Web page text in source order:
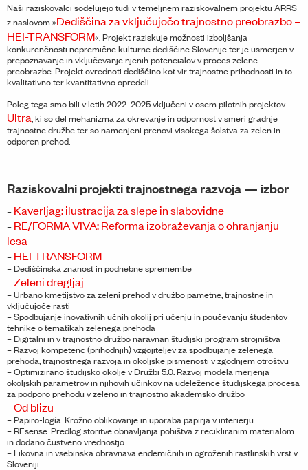
Naši raziskovalci sodelujejo tudi v temeljnem raziskovalnem projektu ARRS
z naslovom »Dediščina za vključujočo trajnostno preobrazbo –
HEI-TRANSFORM«. Projekt raziskuje možnosti izboljšanja
konkurenčnosti nepremične kulturne dediščine Slovenije ter je usmerjen v
prepoznavanje in vključevanje njenih potencialov v proces zelene
preobrazbe. Projekt ovrednoti dediščino kot vir trajnostne prihodnosti in to
kvalitativno ter kvantitativno opredeli.
Poleg tega smo bili v letih 2022–2025 vključeni v osem pilotnih projektov
Ultra, ki so del mehanizma za okrevanje in odpornost v smeri gradnje
trajnostne družbe ter so namenjeni prenovi visokega šolstva za zelen in
odporen prehod.
Raziskovalni projekti trajnostnega razvoja — izbor
– Kaverljag: ilustracija za slepe in slabovidne
– RE/FORMA VIVA: Reforma izobraževanja o ohranjanju
lesa
– HEI-TRANSFORM
– Dediščinska znanost in podnebne spremembe
–Zeleni dregljaj
– Urbano kmetijstvo za zeleni prehod v družbo pametne, trajnostne in
vključujoče rasti
– Spodbujanje inovativnih učnih okolij pri učenju in poučevanju študentov
tehnike o tematikah zelenega prehoda
– Digitalni in v trajnostno družbo naravnan študijski program strojništva
– Razvoj kompetenc (prihodnjih) vzgojiteljev za spodbujanje zelenega
prehoda, trajnostnega razvoja in okoljske pismenosti v zgodnjem otroštvu
– Optimizirano študijsko okolje v Družbi 5.0: Razvoj modela merjenja
okoljskih parametrov in njihovih učinkov na udeležence študijskega procesa
za podporo prehodu v zeleno in trajnostno akademsko družbo
–Od blizu
– Papiro-logía: Krožno oblikovanje in uporaba papirja v interierju
– REsense: Predlog storitve obnavljanja pohištva z recikliranim materialom
in dodano čustveno vrednostjo
– Likovna in vsebinska obravnava endemičnih in ogroženih rastlinskih vrst v
Sloveniji